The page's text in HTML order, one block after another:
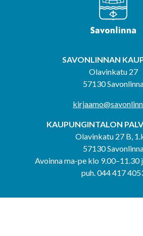
SAVONLINNAN
Olavinkatu 27
57130
KAUPUNGINTALON
Olavinkatu 27 B,
57130
Avoinna ma-pe klo 9.00–11.30
puh. 044 417